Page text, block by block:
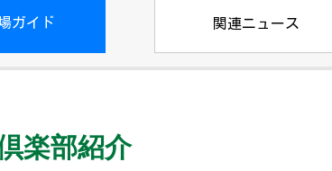
ガイド 関連ニュース
楽部紹介